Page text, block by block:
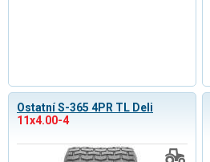
Ostatní S-365 4PR TL Deli
11x4.00-4